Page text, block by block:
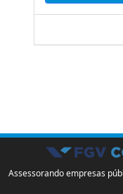
Assessorando empresas